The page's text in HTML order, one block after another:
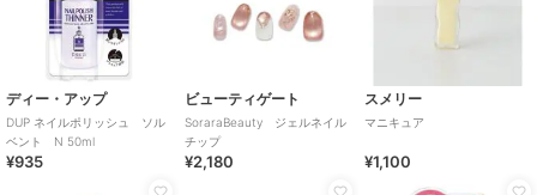
ディー・アップ
DUP ネイルポリッシュ ソル
ベント N 50ml
¥935
ビューティゲート
SoraraBeauty ジェルネイル
チップ
¥2,180
スメリー
マニキュア
¥1,100